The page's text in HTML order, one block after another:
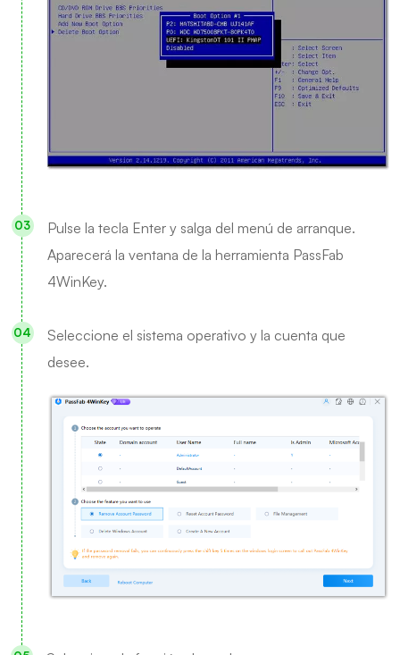
Pulse la tecla Enter y salga del menú de arranque.
Aparecerá la ventana de la herramienta PassFab
4WinKey.
Seleccione el sistema operativo y la cuenta que
desee.